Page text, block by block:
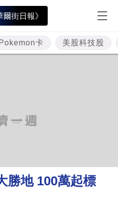
街日報》
Pokemon卡 美股科技股
勝地 100萬起標